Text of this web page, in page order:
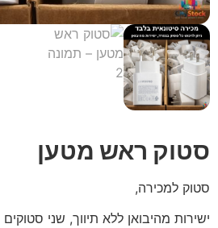
סטוק ראש מטען
סטוק למכירה,
ישירות מהיבואן ללא תיווך, שני